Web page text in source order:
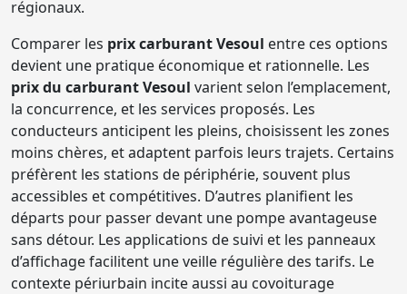
régionaux.
Comparer les prix carburant Vesoul entre ces options
devient une pratique économique et rationnelle. Les
prix du carburant Vesoul varient selon l’emplacement,
la concurrence, et les services proposés. Les
conducteurs anticipent les pleins, choisissent les zones
moins chères, et adaptent parfois leurs trajets. Certains
préfèrent les stations de périphérie, souvent plus
accessibles et compétitives. D’autres planifient les
départs pour passer devant une pompe avantageuse
sans détour. Les applications de suivi et les panneaux
d’affichage facilitent une veille régulière des tarifs. Le
contexte périurbain incite aussi au covoiturage